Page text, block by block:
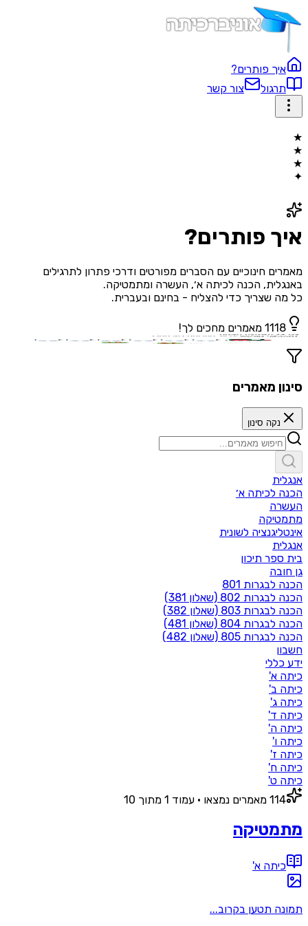
איך פותרים?
תרגול
צור קשר
★
★
★
✦
איך פותרים?
מאמרים חינוכיים עם הסברים מפורטים ודרכי פתרון לתרגילים
באנגלית, הכנה לכיתה א׳, העשרה ומתמטיקה.
כל מה שצריך כדי להצליח - בחינם ובעברית.
1118 מאמרים מחכים לך!
סינון מאמרים
נקה סינון
אנגלית
הכנה לכיתה א׳
העשרה
מתמטיקה
אינטליגנציה לשונית
אנגלית
בית ספר תיכון‬
גן חובה
הכנה לבגרות 801
הכנה לבגרות 802 (שאלון 381)
הכנה לבגרות 803 (שאלון 382)
הכנה לבגרות 804 (שאלון 481)
הכנה לבגרות 805 (שאלון 482)
חשבון
ידע כללי
כיתה א'
כיתה ב'
כיתה ג'
כיתה ד'
כיתה ה'
כיתה ו'
כיתה ז'
כיתה ח'
כיתה ט'
114 מאמרים נמצאו • עמוד 1 מתוך 10
מתמטיקה
כיתה א'
תמונה תטען בקרוב...